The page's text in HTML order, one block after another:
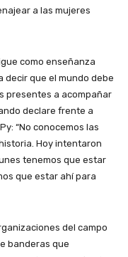
a las mujeres
como enseñanza
decir que el mundo debe
presentes a acompañar
declare frente a
“No conocemos las
Hoy intentaron
tenemos que estar
que estar ahí para
del campo
banderas que